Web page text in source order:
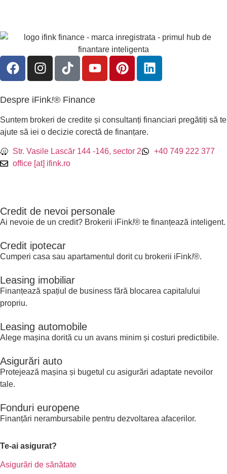
Despre iFink!® Finance
Suntem brokeri de credite și consultanți financiari pregătiți să te
ajute să iei o decizie corectă de finanțare.
Str. Vasile Lascăr 144 -146, sector 2
+40 749 222 377
office [at] ifink.ro
Credit de nevoi personale
Ai nevoie de un credit? Brokerii iFink!® te finanțează inteligent.
Credit ipotecar​
Cumperi casa sau apartamentul dorit cu brokerii iFink!®.
​Leasing imobiliar
Finanțează spațiul de business fără blocarea capitalului
propriu.
​Leasing automobile
Alege mașina dorită cu un avans minim și costuri predictibile.
Asigurări auto
Protejează mașina și bugetul cu asigurări adaptate nevoilor
tale.
Fonduri europene
Finanțări nerambursabile pentru dezvoltarea afacerilor.
Te-ai asigurat?
Asigurări de sănătate